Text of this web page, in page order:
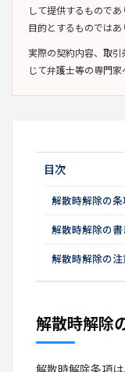
して提供するもので
目的とするものではあ
実際の契約内容、取
じて弁護士等の専門家
目次
解散時解除の
解散時解除の
解散時解除の注
解散時解除
解散時解除条項